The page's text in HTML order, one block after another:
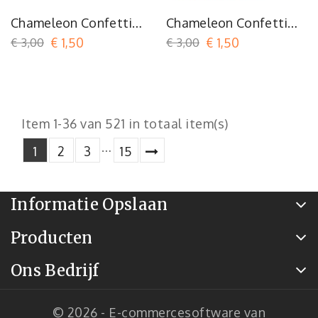
Chameleon Confetti
Copper Green
€ 3,00 € 1,50
Chameleon Confetti
Green Blue
€ 3,00 € 1,50
Item 1-36 van 521 in totaal item(s)
1
2 3 … 15
Informatie Opslaan
Producten
Ons Bedrijf
© 2026 - E-commercesoftware van